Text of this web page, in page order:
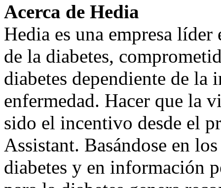
Acerca de Hedia
Hedia es una empresa
de la diabetes,
diabetes dependiente de la
enfermedad. Hacer que la
sido el incentivo desde el
Assistant. Basándose en
diabetes y en información